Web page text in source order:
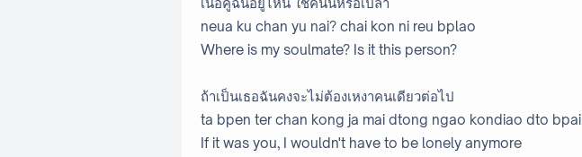
neua ku chan yu nai? chai kon ni reu bplao
Where is my soulmate? Is it this person?
ถ้าเป็นเธอฉันคงจะไม่ต้องเหงาคนเดียวต่อไป
ta bpen ter chan kong ja mai dtong ngao kondiao dto bpai
If it was you, I wouldn't have to be lonely anymore